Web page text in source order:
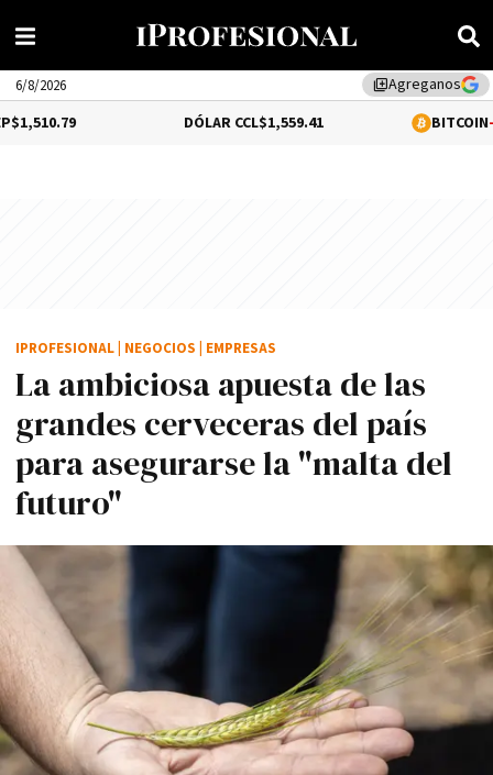
library_addAgreganos
6/8/2026
$1,559.41 -0.02%
La ambiciosa apuesta de las
grandes cerveceras del país
para asegurarse la "malta del
futuro"
IPROFESIONAL NEGOCIOS EMPRESAS